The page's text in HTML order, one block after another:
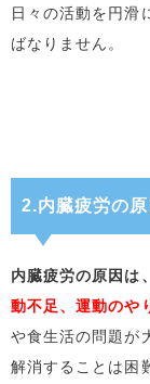
日々の活動を円滑
ばなりません。
2.内臓疲労の原
内臓疲労の原因は、
動不足、運動のや
や食生活の問題が
解消することは困